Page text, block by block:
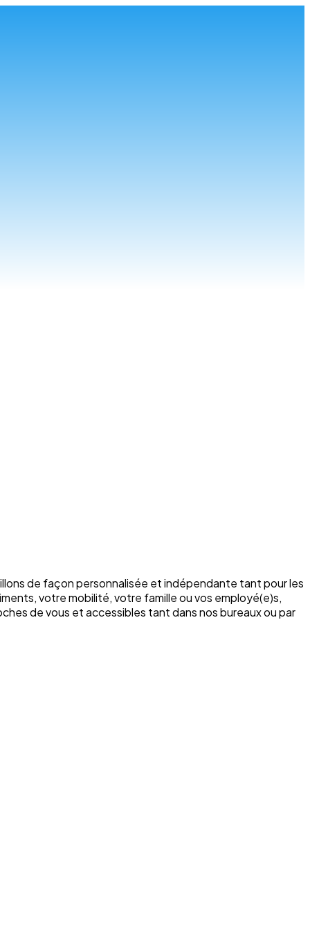
de façon personnalisée et indépendante tant pour les
votre mobilité, votre famille ou vos employé(e)s,
de vous et accessibles tant dans nos bureaux ou par